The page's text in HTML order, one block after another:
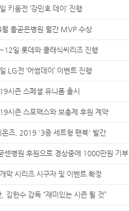
키움전 ‘강민호 데이’ 진행
올곧은병원 월간 MVP 수상
일 롯데와 클래식씨리즈 진행
LG전 ‘어썸데이’ 이벤트 진행
시즌 스페셜 유니폼 출시
시즌 스포맥스와 보충제 후원 계약
온즈, 2019 '3종 세트형 팬북' 발간
센병원 후원으로 경상중에 1000만원 기부
막 시리즈 시구자 및 이벤트 확정
, 김한수 감독 “재미있는 시즌 될 것”